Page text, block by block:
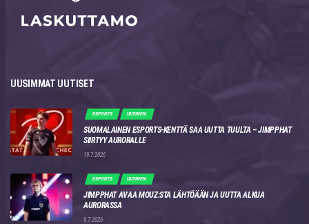
UUSIMMAT UUTISET
ESPORTS UUTINEN
SUOMALAINEN ESPORTS-KENTTÄ SAA UUTTA TUULTA – JIMPPHAT
SIIRTYY AURORALLE
19.7.2026
ESPORTS UUTINEN
JIMPPHAT AVAA MOUZ:STA LÄHTÖÄÄN JA UUTTA ALKUA
AURORASSA
9.7.2026